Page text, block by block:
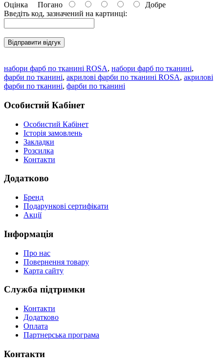
Оцінка Погано
Добре
Введіть код, зазначений на картинці:
Відправити відгук
набори фарб по тканині ROSA, набори фарб по тканині,
фарби по тканині, акрилові фарби по тканині ROSA, акрилові
фарби по тканині, фарби по тканині
Особистий Кабінет
Особистий Кабінет
Історія замовлень
Закладки
Розсилка
Контакти
Додатково
Бренд
Подарункові сертифікати
Акції
Інформація
Про нас
Повернення товару
Карта сайту
Служба підтримки
Контакти
Додатково
Оплата
Партнерська програма
Контакти